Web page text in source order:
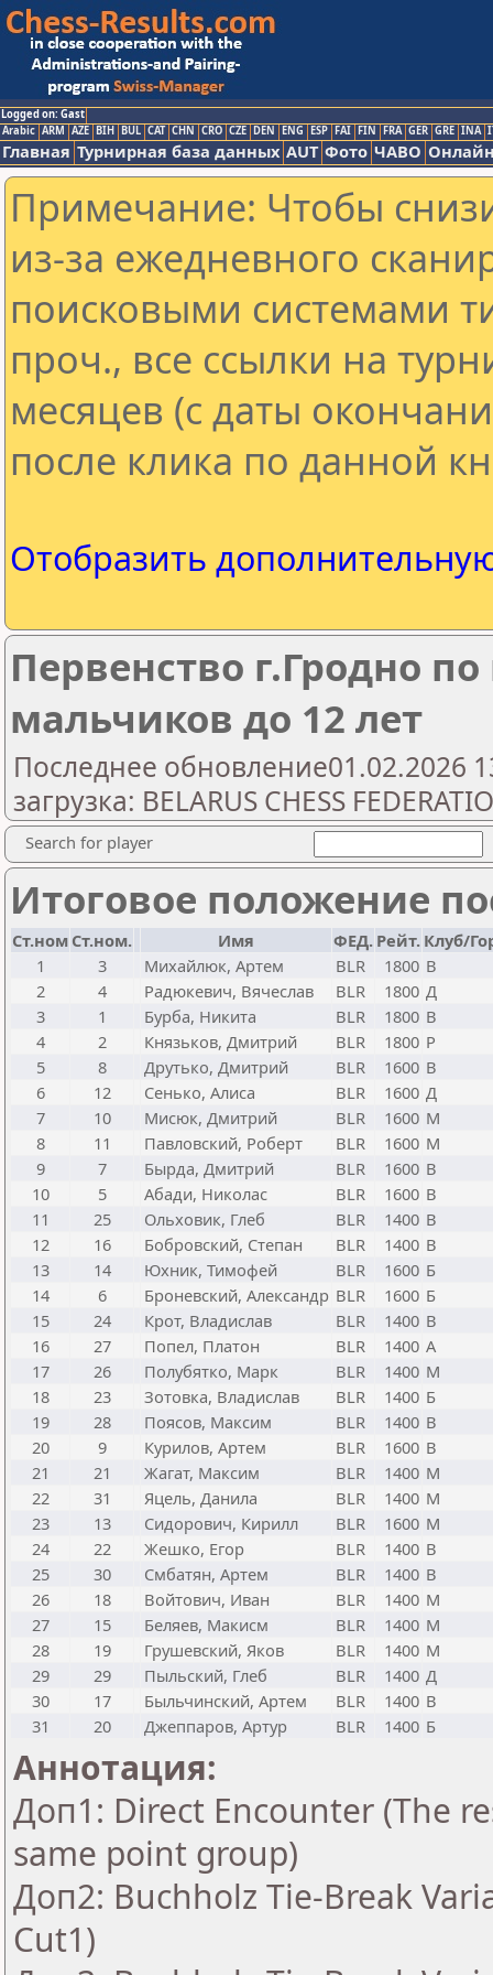
Logged on: Gast
Arabic ARM AZE BIH BUL CAT CHN CRO CZE DEN ENG ESP FAI FIN FRA GER GRE INA
Главная Турнирная база данных AUT Фото ЧАВО
Примечание: Чтобы
из-за ежедневного
поисковыми системами
проч., все ссылки на
месяцев (с даты
после клика по данной
Отобразить
Первенство г.Гродно
мальчиков до 12 лет
Последнее обновление01.02.2026
загрузка: BELARUS CHESS
Search for player
Итоговое положение
Ст.ном Ст.ном. Имя ФЕД. Рейт. Клуб/
1
3 Михайлюк, Артем BLR 1800 В
2
4 Радюкевич, Вячеслав BLR 1800 Д
3
1 Бурба, Никита BLR 1800 В
4
2 Князьков, Дмитрий BLR 1800 Р
5
8 Друтько, Дмитрий BLR 1600 В
6
12 Сенько, Алиса BLR 1600 Д
7
10 Мисюк, Дмитрий BLR 1600 М
8
11 Павловский, Роберт BLR 1600 М
9
7 Бырда, Дмитрий BLR 1600 В
10
5 Абади, Николас BLR 1600 В
11
25 Ольховик, Глеб BLR 1400 В
12
16 Бобровский, Степан BLR 1400 В
13
14 Юхник, Тимофей BLR 1600 Б
14
6 Броневский, Александр BLR 1600 Б
15
24 Крот, Владислав BLR 1400 В
16
27 Попел, Платон BLR 1400 А
17
26 Полубятко, Марк BLR 1400 М
18
23 Зотовка, Владислав BLR 1400 Б
19
28 Поясов, Максим BLR 1400 В
20
9 Курилов, Артем BLR 1600 В
21
21 Жагат, Максим BLR 1400 М
22
31 Яцель, Данила BLR 1400 М
23
13 Сидорович, Кирилл BLR 1600 М
24
22 Жешко, Егор BLR 1400 В
25
30 Смбатян, Артем BLR 1400 В
26
18 Войтович, Иван BLR 1400 М
27
15 Беляев, Макисм BLR 1400 М
28
19 Грушевский, Яков BLR 1400 М
29
29 Пыльский, Глеб BLR 1400 Д
30
17 Быльчинский, Артем BLR 1400 В
31
20 Джеппаров, Артур BLR 1400 Б
Аннотация:
Доп1: Direct Encounter (The
same point group)
Доп2: Buchholz Tie-Break
Cut1)